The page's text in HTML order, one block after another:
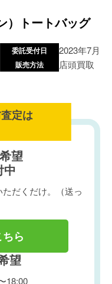
）トートバッグ
委託受付日 2023年7月
販売方法 店頭買取
定は
望
中
だくだけ。（送っ
ら
望
18:00